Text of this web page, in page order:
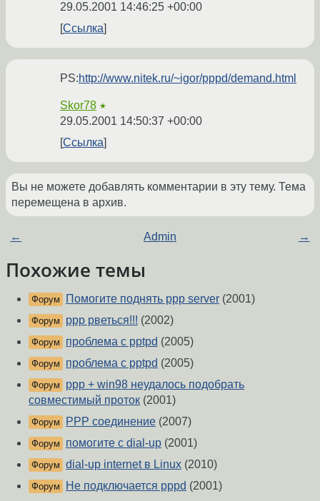
29.05.2001 14:46:25 +00:00
Ссылка
PS:http://www.nitek.ru/~igor/pppd/demand.html
Skor78 ★
29.05.2001 14:50:37 +00:00
Ссылка
Вы не можете добавлять комментарии в эту тему. Тема
перемещена в архив.
← Admin →
Похожие темы
Форум Помогите поднять ppp server (2001)
Форум ppp рветься!!! (2002)
Форум проблема с pptpd (2005)
Форум проблема с pptpd (2005)
Форум
ppp + win98 неудалось подобрать
совместимый проток (2001)
Форум PPP соединение (2007)
Форум помогите с dial-up (2001)
Форум dial-up internet в Linux (2010)
Форум Не подключается pppd (2001)